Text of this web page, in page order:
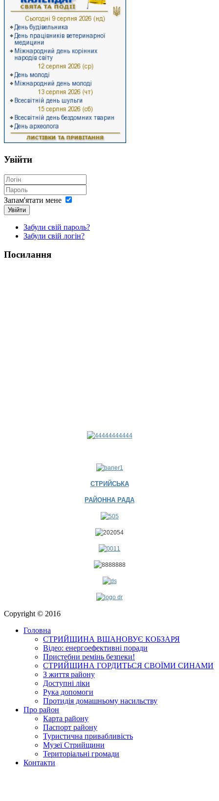
Увійти
Запам'ятати мене
Увійти
Забули свій пароль?
Забули свій логін?
Посилання
СТРИЙСЬКА
РАЙОННА РАДА
Copyright © 2016
Головна
СТРИЙЩИНА ВШАНОВУЄ КОБЗАРЯ
Відео: енергоефективні поради
Пристебни ремінь безпеки!
СТРИЙЩИНА ГОРДИТЬСЯ СВОЇМИ СИНАМИ
З життя району
Доступні ліки
Рука допомоги
Протидія домашньому насильству
Про район
Карта району
Паспорт району
Туристична привабливість
Музеї Стрийщини
Територіальні громади
Контакти